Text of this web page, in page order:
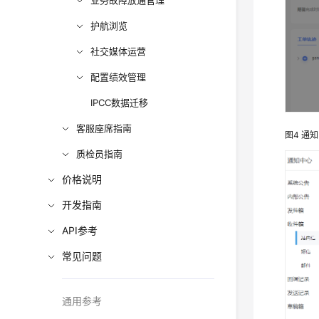
护航浏览
社交媒体运营
配置绩效管理
IPCC数据迁移
客服座席指南
质检员指南
价格说明
开发指南
API参考
常见问题
通用参考
图4通